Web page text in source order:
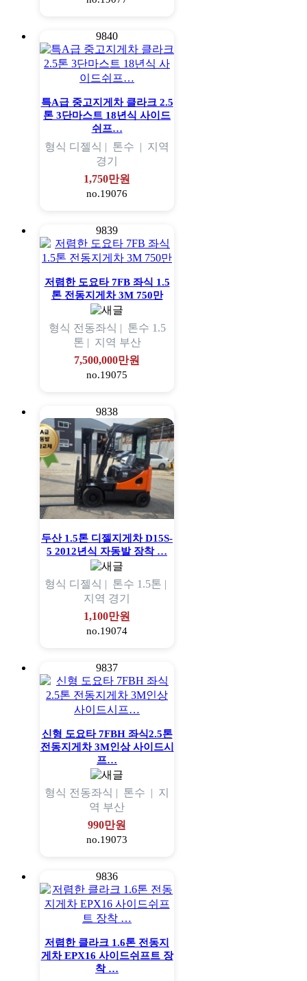
9840
특A급 중고지게차 클라크 2.5
톤 3단마스트 18년식 사이드
쉬프…
형식 디젤식 | 톤수 | 지역
경기
1,750만원
no.19076
9839
저렴한 도요타 7FB 좌식 1.5
톤 전동지게차 3M 750만
형식 전동좌식 | 톤수 1.5
톤 | 지역 부산
7,500,000만원
no.19075
9838
두산 1.5톤 디젤지게차 D15S-
5 2012년식 자동발 장착 …
형식 디젤식 | 톤수 1.5톤 |
지역 경기
1,100만원
no.19074
9837
신형 도요타 7FBH 좌식2.5톤
전동지게차 3M인상 사이드시
프…
형식 전동좌식 | 톤수 | 지
역 부산
990만원
no.19073
9836
저렴한 클라크 1.6톤 전동지
게차 EPX16 사이드쉬프트 장
착 …